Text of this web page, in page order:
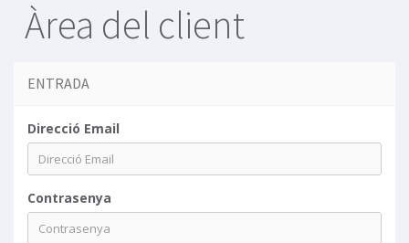
Àrea del client
ENTRADA
Direcció Email
Contrasenya